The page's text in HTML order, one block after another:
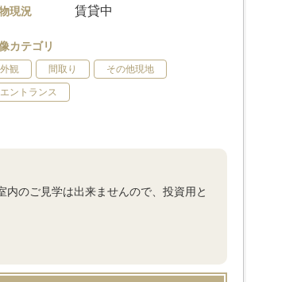
現況 賃貸中
カテゴリ
外観 間取り その他現地
エントランス
のご見学は出来ませんので、投資用と